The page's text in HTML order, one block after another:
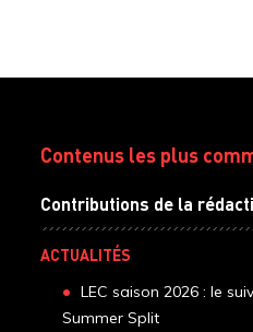
Contenus les plus
Contributions de la
ACTUALITÉS
LEC saison 2026 : le
Summer Split